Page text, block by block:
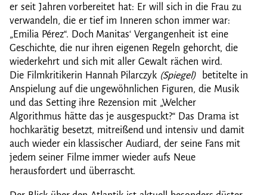
er seit Jahren vorbereitet hat: Er will sich in die Frau zu
verwandeln, die er tief im Inneren schon immer war:
„Emilia Pérez“. Doch Manitas‘ Vergangenheit ist eine
Geschichte, die nur ihren eigenen Regeln gehorcht, die
wiederkehrt und sich mit aller Gewalt rächen wird.
Die Filmkritikerin Hannah Pilarczyk (Spiegel) betitelte in
Anspielung auf die ungewöhnlichen Figuren, die Musik
und das Setting ihre Rezension mit „Welcher
Algorithmus hätte das je ausgespuckt?“ Das Drama ist
hochkarätig besetzt, mitreißend und intensiv und damit
auch wieder ein klassischer Audiard, der seine Fans mit
jedem seiner Filme immer wieder aufs Neue
herausfordert und überrascht.